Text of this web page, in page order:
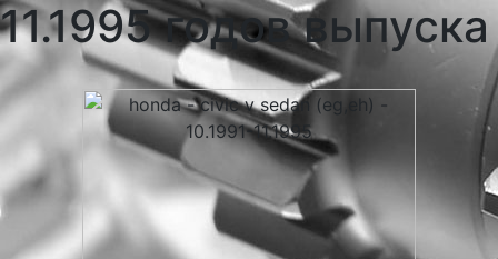
11.1995 годов выпуска